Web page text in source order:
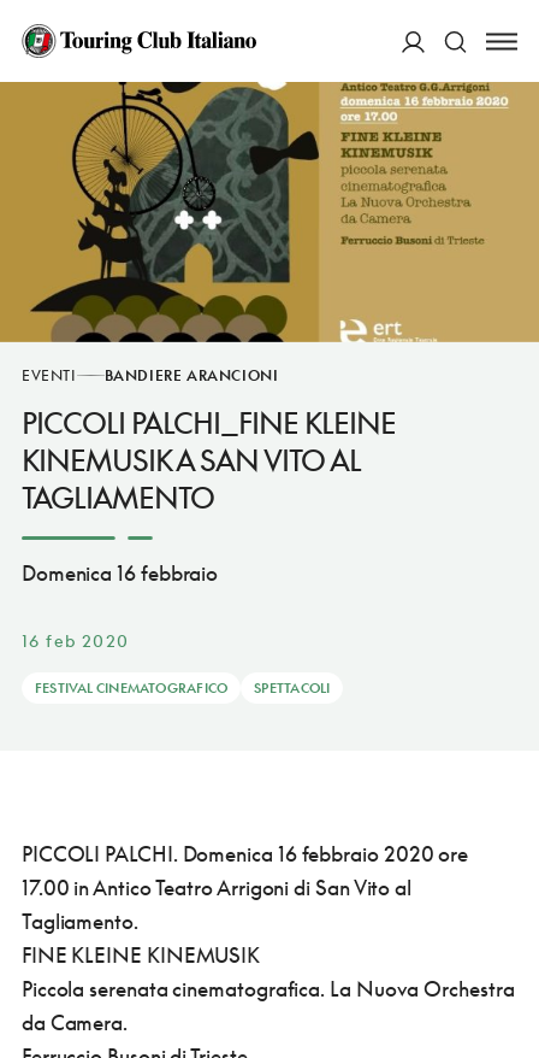
EVENTI BANDIERE ARANCIONI
PICCOLI PALCHI_FINE KLEINE
KINEMUSIK A SAN VITO AL
TAGLIAMENTO
Domenica 16 febbraio
16 feb 2020
FESTIVAL CINEMATOGRAFICO SPETTACOLI
PICCOLI PALCHI. Domenica 16 febbraio 2020 ore
17.00 in Antico Teatro Arrigoni di San Vito al
Tagliamento.
FINE KLEINE KINEMUSIK
Piccola serenata cinematografica. La Nuova Orchestra
da Camera.